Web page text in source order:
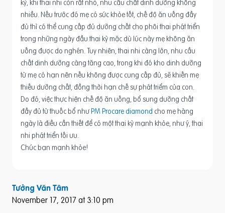
kỳ, khi thai nhi còn rất nhỏ, nhu cầu chất dinh dưỡng không
nhiều. Nếu trước đó mẹ có sức khỏe tốt, chế độ ăn uống đầy
đủ thì có thể cung cấp đủ dưỡng chất cho phôi thai phát triển
trong những ngày đầu thai kỳ mặc dù lúc này mẹ không ăn
uống được do nghén. Tuy nhiên, thai nhi càng lớn, nhu cầu
chất dinh dưỡng càng tăng cao, trong khi đó kho dinh dưỡng
từ mẹ có hạn nên nếu không được cung cấp đủ, sẽ khiến mẹ
thiếu dưỡng chất, đồng thời hạn chế sự phát triểm của con.
Do đó, việc thực hiện chế độ ăn uống, bổ sung dưỡng chất
đầy đủ từ thuốc bổ nhưPM Procare diamond cho mẹ hàng
ngày là điều cần thiết để có một thai kỳ mạnh khỏe, như ý, thai
nhi phát triển tối ưu.
Chúc bạn mạnh khỏe!
Tưởng Văn Tâm
November 17, 2017 at 3:10 pm